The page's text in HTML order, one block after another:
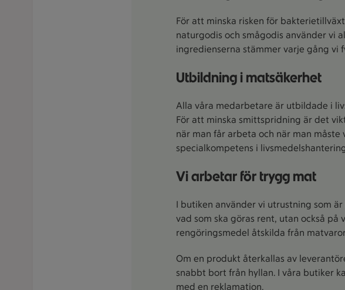
För att minska risken för
naturgodis och smågodis använder vi
ingredienserna stämmer varje gång vi
Utbildning i matsäkerhet
Alla våra medarbetare är utbildade i
För att minska smittspridning är det
när man får arbeta och när man
specialkompetens i
Vi arbetar för trygg mat
I butiken använder vi utrustning som
vad som ska göras rent, utan också
rengöringsmedel åtskilda från
Om en produkt återkallas av
snabbt bort från hyllan. I våra butiker
med en reklamation.